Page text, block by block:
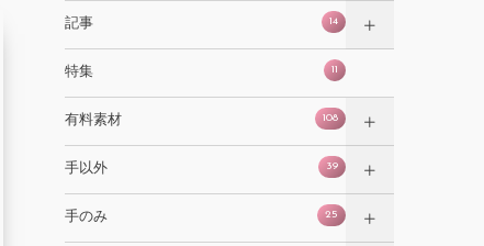
記事 14
特集 11
有料素材 108
手以外 39
手のみ 25